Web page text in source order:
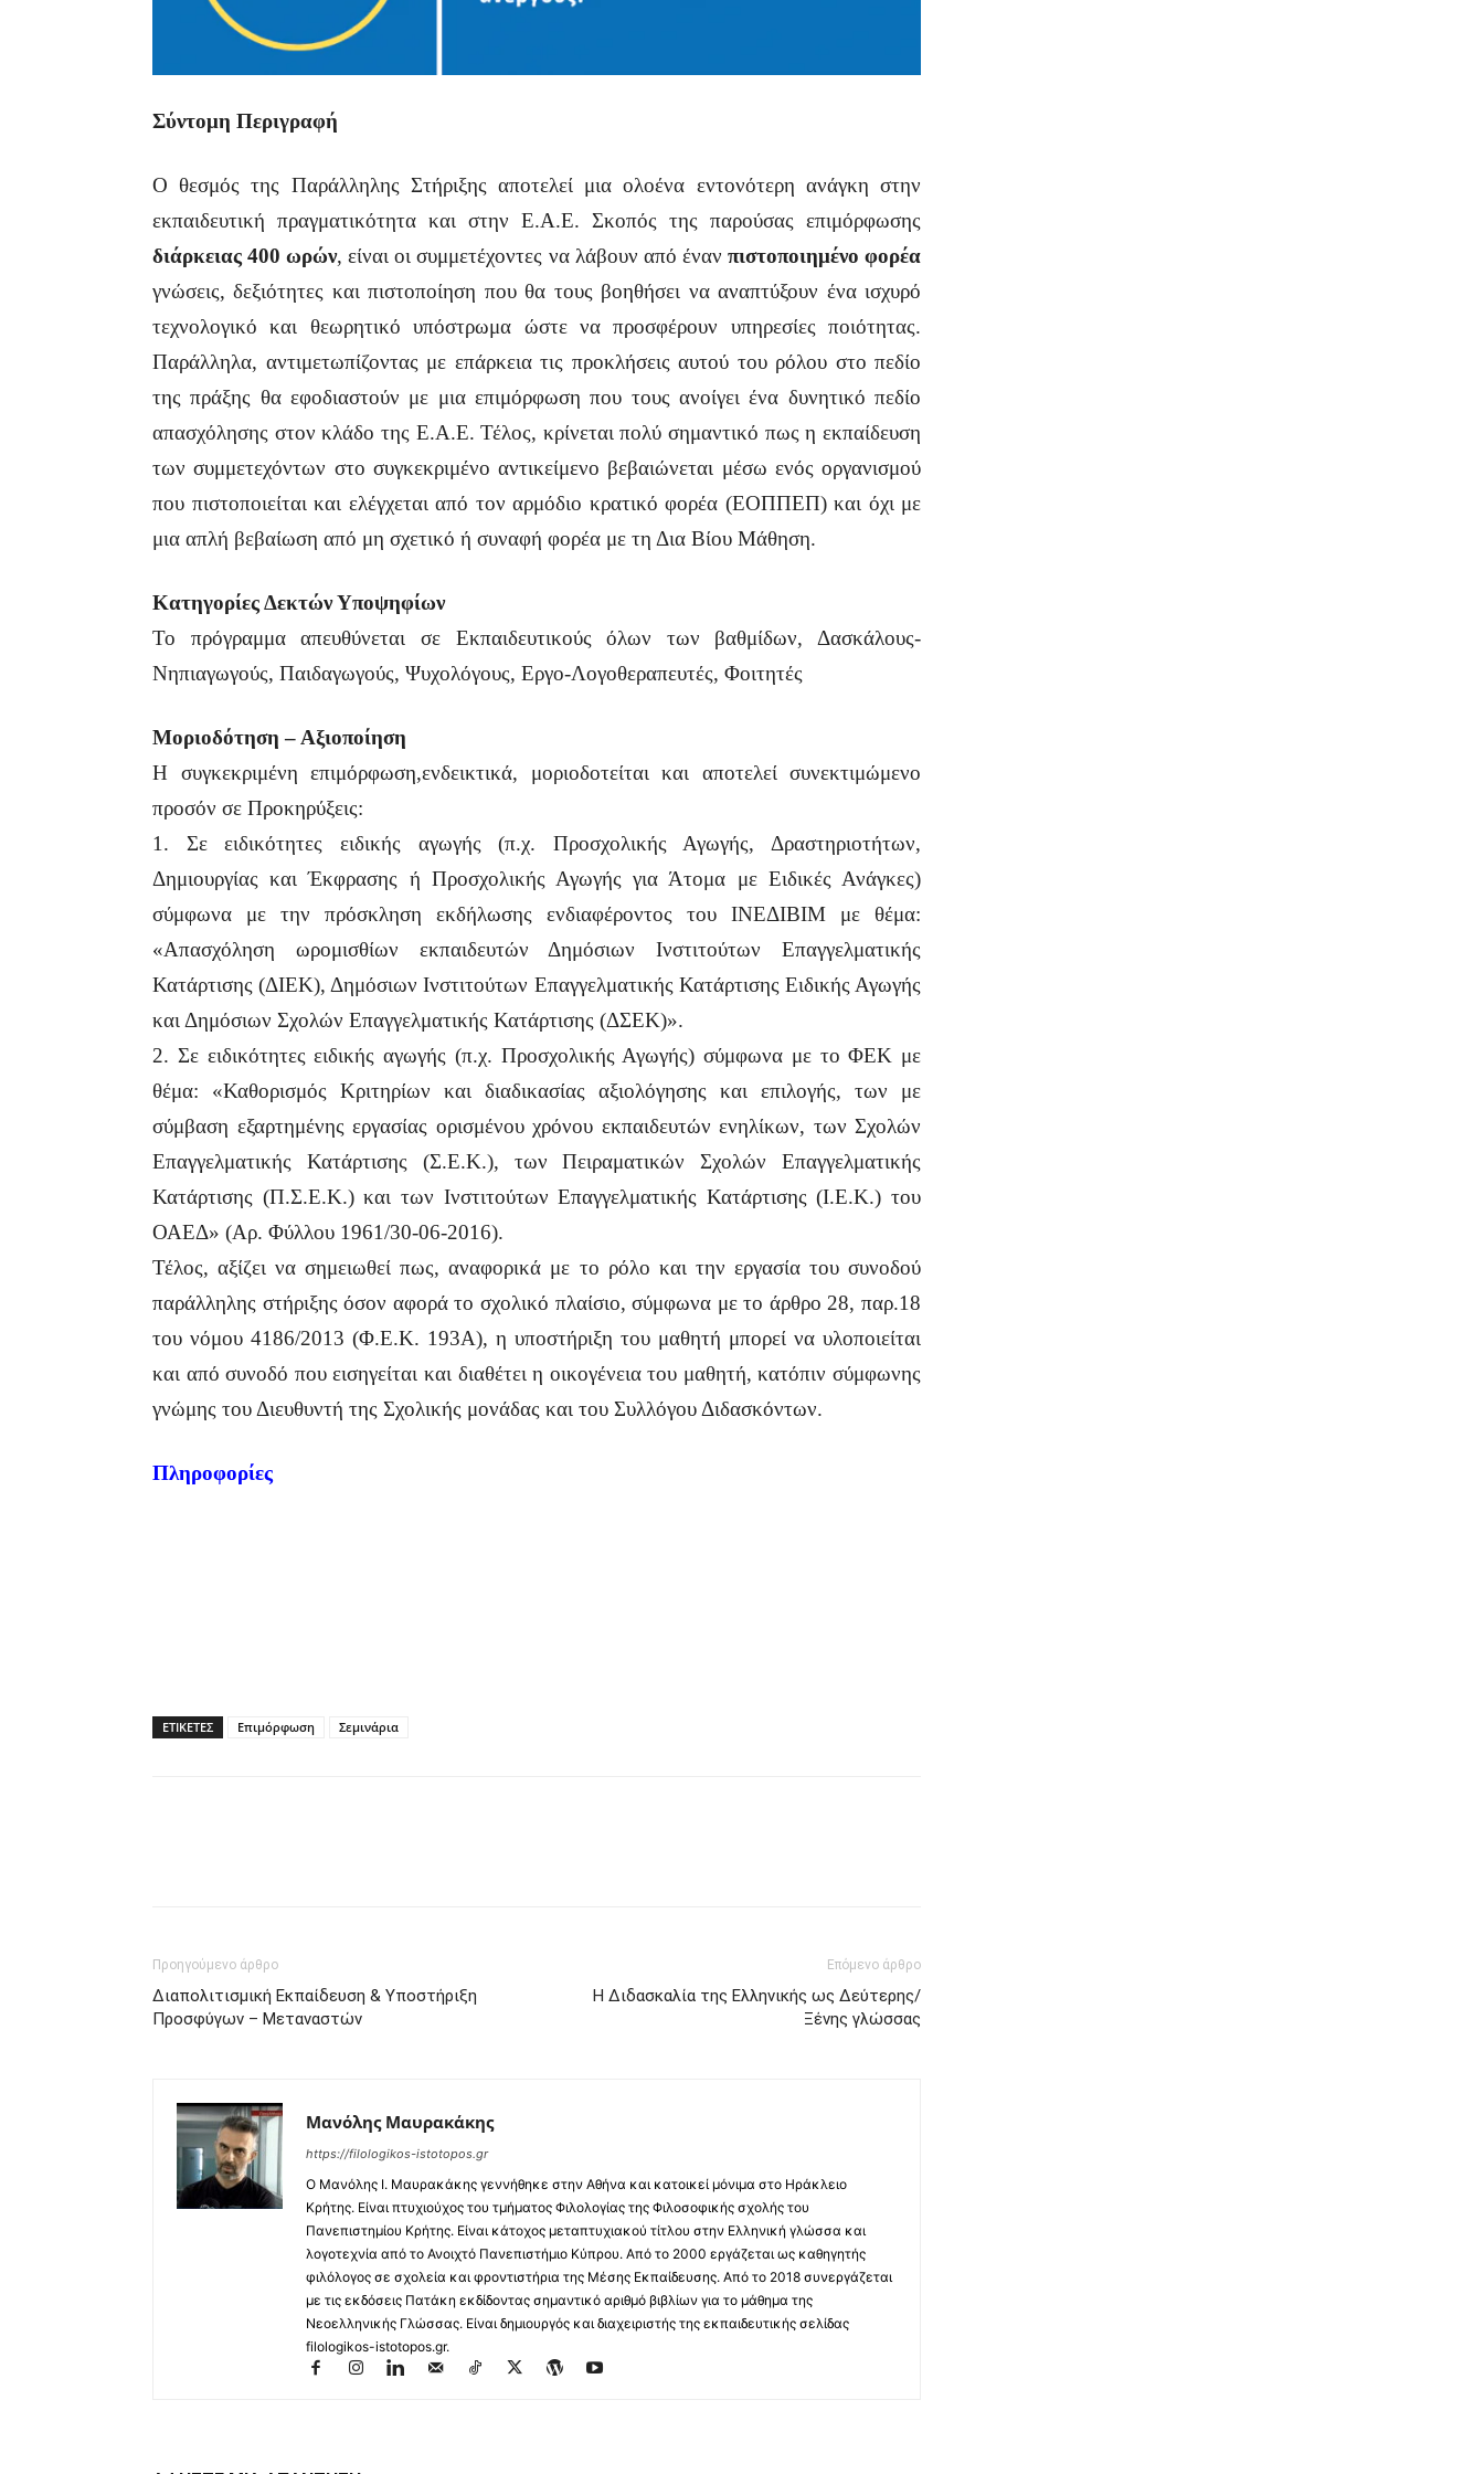
Σύντομη Περιγραφή
Ο θεσμός της Παράλληλης Στήριξης αποτελεί μια ολοένα εντονότερη ανάγκη στην
εκπαιδευτική πραγματικότητα και στην Ε.Α.Ε. Σκοπός της παρούσας επιμόρφωσης
διάρκειας 400 ωρών, είναι οι συμμετέχοντες να λάβουν από έναν πιστοποιημένο φορέα
γνώσεις, δεξιότητες και πιστοποίηση που θα τους βοηθήσει να αναπτύξουν ένα ισχυρό
τεχνολογικό και θεωρητικό υπόστρωμα ώστε να προσφέρουν υπηρεσίες ποιότητας.
Παράλληλα, αντιμετωπίζοντας με επάρκεια τις προκλήσεις αυτού του ρόλου στο πεδίο
της πράξης θα εφοδιαστούν με μια επιμόρφωση που τους ανοίγει ένα δυνητικό πεδίο
απασχόλησης στον κλάδο της Ε.Α.Ε. Τέλος, κρίνεται πολύ σημαντικό πως η εκπαίδευση
των συμμετεχόντων στο συγκεκριμένο αντικείμενο βεβαιώνεται μέσω ενός οργανισμού
που πιστοποιείται και ελέγχεται από τον αρμόδιο κρατικό φορέα (ΕΟΠΠΕΠ) και όχι με
μια απλή βεβαίωση από μη σχετικό ή συναφή φορέα με τη Δια Βίου Μάθηση.
Κατηγορίες Δεκτών Υποψηφίων
Το πρόγραμμα απευθύνεται σε Εκπαιδευτικούς όλων των βαθμίδων, Δασκάλους-
Νηπιαγωγούς, Παιδαγωγούς, Ψυχολόγους, Εργο-Λογοθεραπευτές, Φοιτητές
Μοριοδότηση – Αξιοποίηση
Η συγκεκριμένη επιμόρφωση,ενδεικτικά, μοριοδοτείται και αποτελεί συνεκτιμώμενο
προσόν σε Προκηρύξεις:
1. Σε ειδικότητες ειδικής αγωγής (π.χ. Προσχολικής Αγωγής, Δραστηριοτήτων,
Δημιουργίας και Έκφρασης ή Προσχολικής Αγωγής για Άτομα με Ειδικές Ανάγκες)
σύμφωνα με την πρόσκληση εκδήλωσης ενδιαφέροντος του ΙΝΕΔΙΒΙΜ με θέμα:
«Απασχόληση ωρομισθίων εκπαιδευτών Δημόσιων Ινστιτούτων Επαγγελματικής
Κατάρτισης (ΔΙΕΚ), Δημόσιων Ινστιτούτων Επαγγελματικής Κατάρτισης Ειδικής Αγωγής
και Δημόσιων Σχολών Επαγγελματικής Κατάρτισης (ΔΣΕΚ)».
2. Σε ειδικότητες ειδικής αγωγής (π.χ. Προσχολικής Αγωγής) σύμφωνα με το ΦΕΚ με
θέμα: «Καθορισμός Κριτηρίων και διαδικασίας αξιολόγησης και επιλογής, των με
σύμβαση εξαρτημένης εργασίας ορισμένου χρόνου εκπαιδευτών ενηλίκων, των Σχολών
Επαγγελματικής Κατάρτισης (Σ.Ε.Κ.), των Πειραματικών Σχολών Επαγγελματικής
Κατάρτισης (Π.Σ.Ε.Κ.) και των Ινστιτούτων Επαγγελματικής Κατάρτισης (Ι.Ε.Κ.) του
ΟΑΕΔ» (Αρ. Φύλλου 1961/30-06-2016).
Τέλος, αξίζει να σημειωθεί πως, αναφορικά με το ρόλο και την εργασία του συνοδού
παράλληλης στήριξης όσον αφορά το σχολικό πλαίσιο, σύμφωνα με το άρθρο 28, παρ.18
του νόμου 4186/2013 (Φ.Ε.Κ. 193Α), η υποστήριξη του μαθητή μπορεί να υλοποιείται
και από συνοδό που εισηγείται και διαθέτει η οικογένεια του μαθητή, κατόπιν σύμφωνης
γνώμης του Διευθυντή της Σχολικής μονάδας και του Συλλόγου Διδασκόντων.
Πληροφορίες
ΕΤΙΚΕΤΕΣ Επιμόρφωση Σεμινάρια
Προηγούμενο άρθρο
Διαπολιτισμική Εκπαίδευση & Υποστήριξη
Προσφύγων – Μεταναστών
Επόμενο άρθρο
Η Διδασκαλία της Ελληνικής ως Δεύτερης/
Ξένης γλώσσας
Μανόλης Μαυρακάκης
https://filologikos-istotopos.gr
Ο Μανόλης I. Μαυρακάκης γεννήθηκε στην Αθήνα και κατοικεί μόνιμα στο Ηράκλειο
Κρήτης. Είναι πτυχιούχος του τμήματος Φιλολογίας της Φιλοσοφικής σχολής του
Πανεπιστημίου Κρήτης. Είναι κάτοχος μεταπτυχιακού τίτλου στην Ελληνική γλώσσα και
λογοτεχνία από το Ανοιχτό Πανεπιστήμιο Κύπρου. Από το 2000 εργάζεται ως καθηγητής
φιλόλογος σε σχολεία και φροντιστήρια της Μέσης Εκπαίδευσης. Από το 2018 συνεργάζεται
με τις εκδόσεις Πατάκη εκδίδοντας σημαντικό αριθμό βιβλίων για το μάθημα της
Νεοελληνικής Γλώσσας. Είναι δημιουργός και διαχειριστής της εκπαιδευτικής σελίδας
filologikos-istotopos.gr.